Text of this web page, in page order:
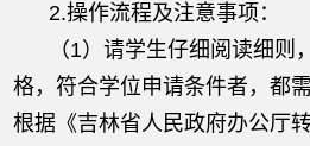
2.操作流程及注意事项：
（1）请学生仔细阅读细则
格，符合学位申请条件者，都
根据《吉林省人民政府办公厅